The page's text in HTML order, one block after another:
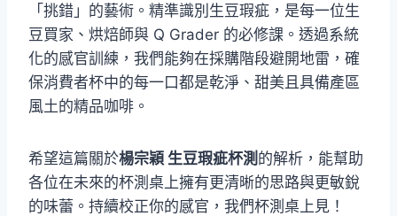
「挑錯」的藝術。精準識別生豆瑕疵，是每一位生
豆買家、烘焙師與 Q Grader 的必修課。透過系統
化的感官訓練，我們能夠在採購階段避開地雷，確
保消費者杯中的每一口都是乾淨、甜美且具備產區
風土的精品咖啡。
希望這篇關於楊宗穎 生豆瑕疵杯測 的解析，能幫助
各位在未來的杯測桌上擁有更清晰的思路與更敏銳
的味蕾。持續校正你的感官，我們杯測桌上見！